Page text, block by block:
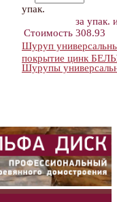
упак.
за упак.
Стоимость 308.93
Шуруп
покрытие цинк
Шурупы